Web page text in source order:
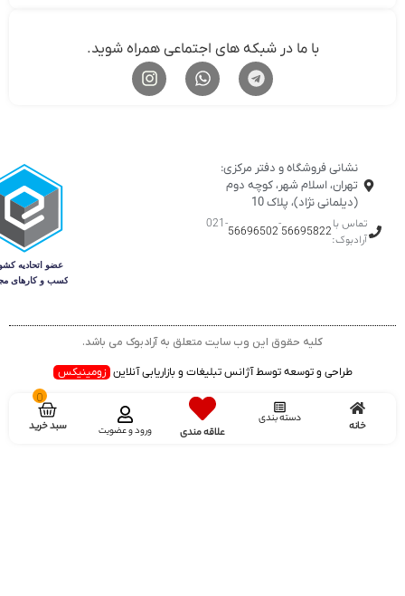
با ما در شبکه های اجتماعی همراه شوید.
نشانی فروشگاه و دفتر مرکزی:
تهران، اسلام شهر، کوچه دوم
(دیلمانی نژاد)، پلاک 10
تماس با
آرادبوک:
56695822
-
56696502
-021
کلیه حقوق این وب سایت متعلق به آرادبوک می باشد.
طراحی و توسعه توسط آژانس تبلیغات و بازاریابی آنلاین زومینیکس
دسته بندی
علاقه مندی
ورود و عضویت سبد خرید